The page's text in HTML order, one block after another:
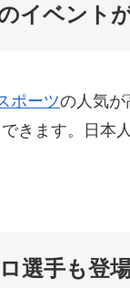
イベント
ポーツの人気が
きます。日本
選手も登